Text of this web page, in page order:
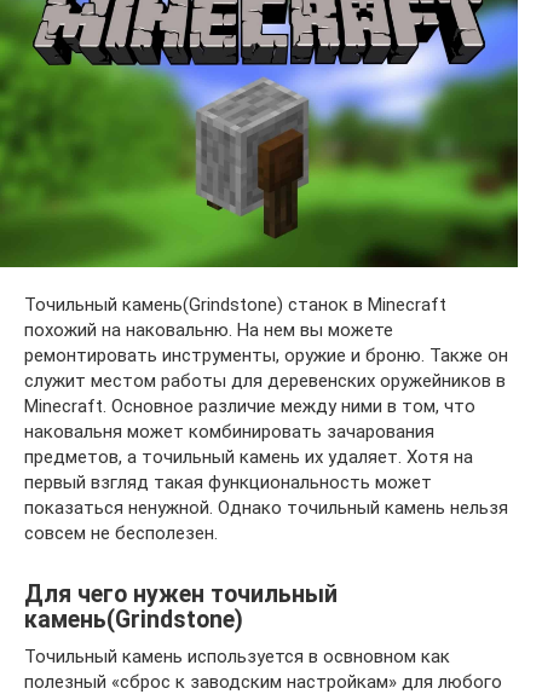
Точильный камень(Grindstone) станок в Minecraft
похожий на наковальню. На нем вы можете
ремонтировать инструменты, оружие и броню. Также он
служит местом работы для деревенских оружейников в
Minecraft. Основное различие между ними в том, что
наковальня может комбинировать зачарования
предметов, а точильный камень их удаляет. Хотя на
первый взгляд такая функциональность может
показаться ненужной. Однако точильный камень нельзя
совсем не бесполезен.
Для чего нужен точильный
камень(Grindstone)
Точильный камень используется в освновном как
полезный «сброс к заводским настройкам» для любого